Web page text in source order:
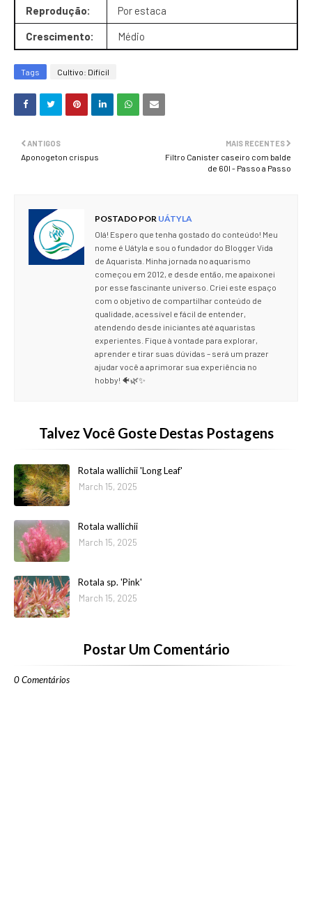
Reprodução: Por estaca
Crescimento: Médio
Tags Cultivo: Difícil
MAIS RECENTES
Filtro Canister caseiro com balde
de 60l - Passo a Passo
ANTIGOS
Aponogeton crispus
POSTADO POR UÁTYLA
Olá! Espero que tenha gostado do conteúdo! Meu
nome é Uátyla e sou o fundador do Blogger Vida
de Aquarista. Minha jornada no aquarismo
começou em 2012, e desde então, me apaixonei
por esse fascinante universo. Criei este espaço
com o objetivo de compartilhar conteúdo de
qualidade, acessível e fácil de entender,
atendendo desde iniciantes até aquaristas
experientes. Fique à vontade para explorar,
aprender e tirar suas dúvidas – será um prazer
ajudar você a aprimorar sua experiência no
hobby! 🐠🌿✨
Talvez Você Goste Destas Postagens
Rotala wallichii 'Long Leaf'
March 15, 2025
Rotala wallichii
March 15, 2025
Rotala sp. 'Pink'
March 15, 2025
Postar Um Comentário
0 Comentários